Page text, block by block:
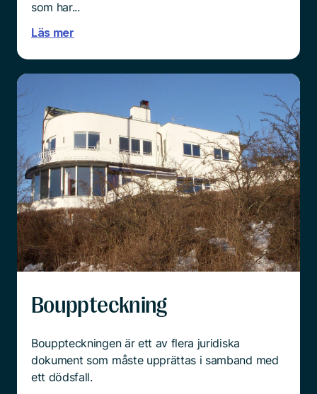
som har...
Läs mer
Bouppteckning
Bouppteckningen är ett av flera juridiska
dokument som måste upprättas i samband med
ett dödsfall.